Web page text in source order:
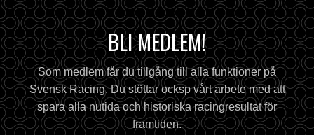
BLI MEDLEM!
Som medlem får du tillgång till alla funktioner på
Svensk Racing. Du stöttar ocksp vårt arbete med att
spara alla nutida och historiska racingresultat för
framtiden.